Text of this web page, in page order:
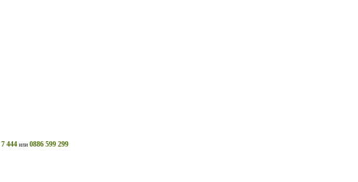
444 или 0886 599 299